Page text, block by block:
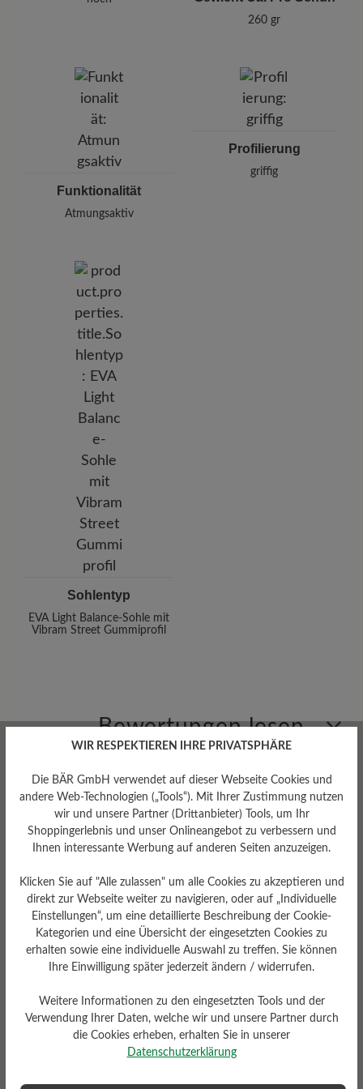
260 gr
Funktionalität
Atmungsaktiv
Profilierung
griffig
Sohlentyp
EVA Light Balance-Sohle mit
Vibram Street Gummiprofil
Bewertungen lesen
2 von 2 Bewertungen
Durchschnittliche Bewertung
5 von 5 Sternen
Perfekt (2) 100%
Sehr gut (0) 0%
Gut (0)
Unbefriedigend (0) 0%
MARATHON SCHNÜRTECHNIK:
Die Marathon-Schnürung, auch als Läuferschnürung bekannt,
WIR RESPEKTIEREN IHRE PRIVATSPHÄRE
Die BÄR GmbH verwendet auf dieser Webseite Cookies und
andere Web-Technologien („Tools“). Mit Ihrer Zustimmung nutzen
wir und unsere Partner (Drittanbieter) Tools, um Ihr
Shoppingerlebnis und unser Onlineangebot zu verbessern und
Ihnen interessante Werbung auf anderen Seiten anzuzeigen.
Klicken Sie auf "Alle zulassen" um alle Cookies zu akzeptieren und
direkt zur Webseite weiter zu navigieren, oder auf „Individuelle
Einstellungen“, um eine detaillierte Beschreibung der Cookie-
Kategorien und eine Übersicht der eingesetzten Cookies zu
erhalten sowie eine individuelle Auswahl zu treffen. Sie können
Ihre Einwilligung später jederzeit ändern / widerrufen.
Weitere Informationen zu den eingesetzten Tools und der
Verwendung Ihrer Daten, welche wir und unsere Partner durch
die Cookies erheben, erhalten Sie in unserer
Datenschutzerklärung